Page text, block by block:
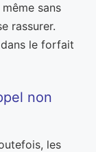
sans
rassurer.
le forfait
non
les